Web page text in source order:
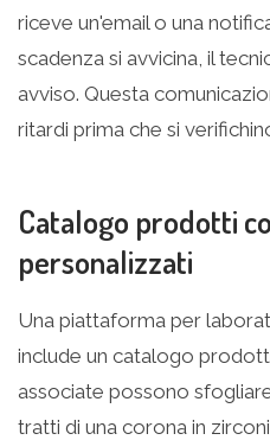
riceve un'email o una
scadenza si avvicina, il
avviso. Questa
ritardi prima che si
Catalogo prodotti
personalizzati
Una piattaforma per
include un catalogo
associate possono
tratti di una corona in